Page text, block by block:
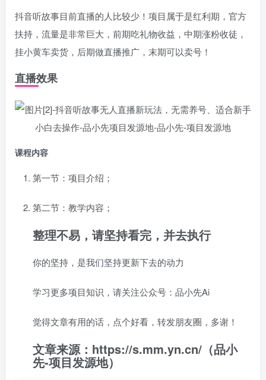
抖音听故事目前直播的人比较少！项目属于是红利期，官方
扶持，流量是非常巨大，前期吃礼物收益，中期涨粉收徒，
挂小黄车卖货，后期做直播推广，末期可以卖号！
直播效果
课程内容
第一节：项目介绍；
第二节：教学内容；
整理不易，请坚持看完，并去执行
你的坚持，是我们坚持更新下去的动力
学习更多项目知识，请关注公众号：品小先Ai
觉得文章有用的话，点个好看，转发朋友圈，多谢！
文章来源：https://s.mm.yn.cn/（品小
先-项目发源地）